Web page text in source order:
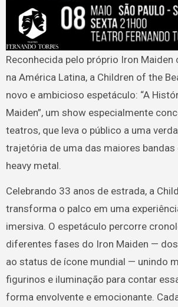
Reconhecida pelo próprio Iron Maiden como cover oficial
na América Latina, a Children of the
novo e ambicioso espetáculo: “A
Maiden”, um show especialmente
teatros, que leva o público a uma
trajetória de uma das maiores
heavy metal.
Celebrando 33 anos de estrada, a
transforma o palco em uma
imersiva. O espetáculo percorre
diferentes fases do Iron Maiden —
ao status de ícone mundial — unindo
figurinos e iluminação para contar
forma envolvente e emocionante.